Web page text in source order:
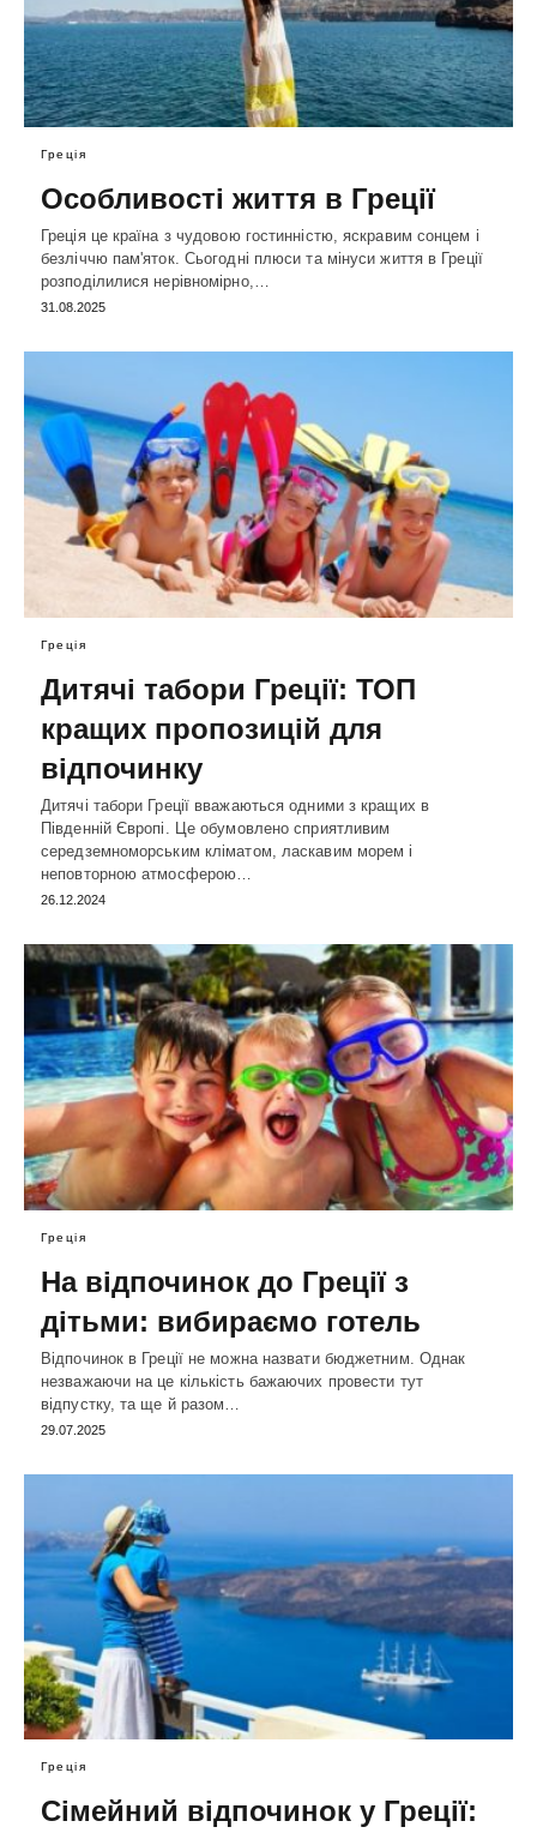
Греція
Особливості життя в Греції
Греція це країна з чудовою гостинністю, яскравим сонцем і
безліччю пам'яток. Сьогодні плюси та мінуси життя в Греції
розподілилися нерівномірно,…
31.08.2025
Греція
Дитячі табори Греції: ТОП
кращих пропозицій для
відпочинку
Дитячі табори Греції вважаються одними з кращих в
Південній Європі. Це обумовлено сприятливим
середземноморським кліматом, ласкавим морем і
неповторною атмосферою…
26.12.2024
Греція
На відпочинок до Греції з
дітьми: вибираємо готель
Відпочинок в Греції не можна назвати бюджетним. Однак
незважаючи на це кількість бажаючих провести тут
відпустку, та ще й разом…
29.07.2025
Греція
Сімейний відпочинок у Греції: